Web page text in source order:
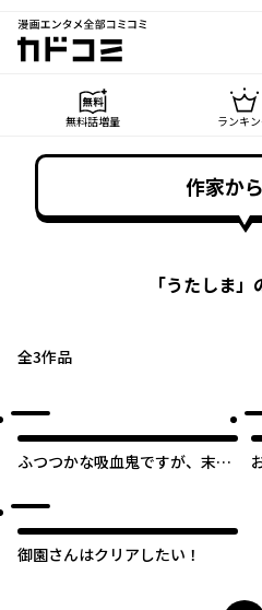
漫画エンタメ全部コミコミ
カドコミ
無料話増量 ランキ
作家か
「うたしま」
全3作品
ふつつかな吸血鬼ですが、末永
御園さんはクリアしたい！